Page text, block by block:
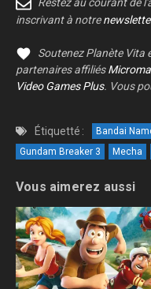
Restez au courant de
inscrivant à notre
Soutenez Planète Vita
partenaires affiliés
Video Games Plus. Vous
Étiquetté : Bandai
Gundam Breaker 3
Mecha
Vous aimerez aussi